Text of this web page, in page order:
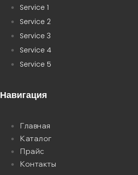
Service 1
Service 2
Service 3
Service 4
Service 5
Навигация
Главная
Каталог
Прайс
Контакты